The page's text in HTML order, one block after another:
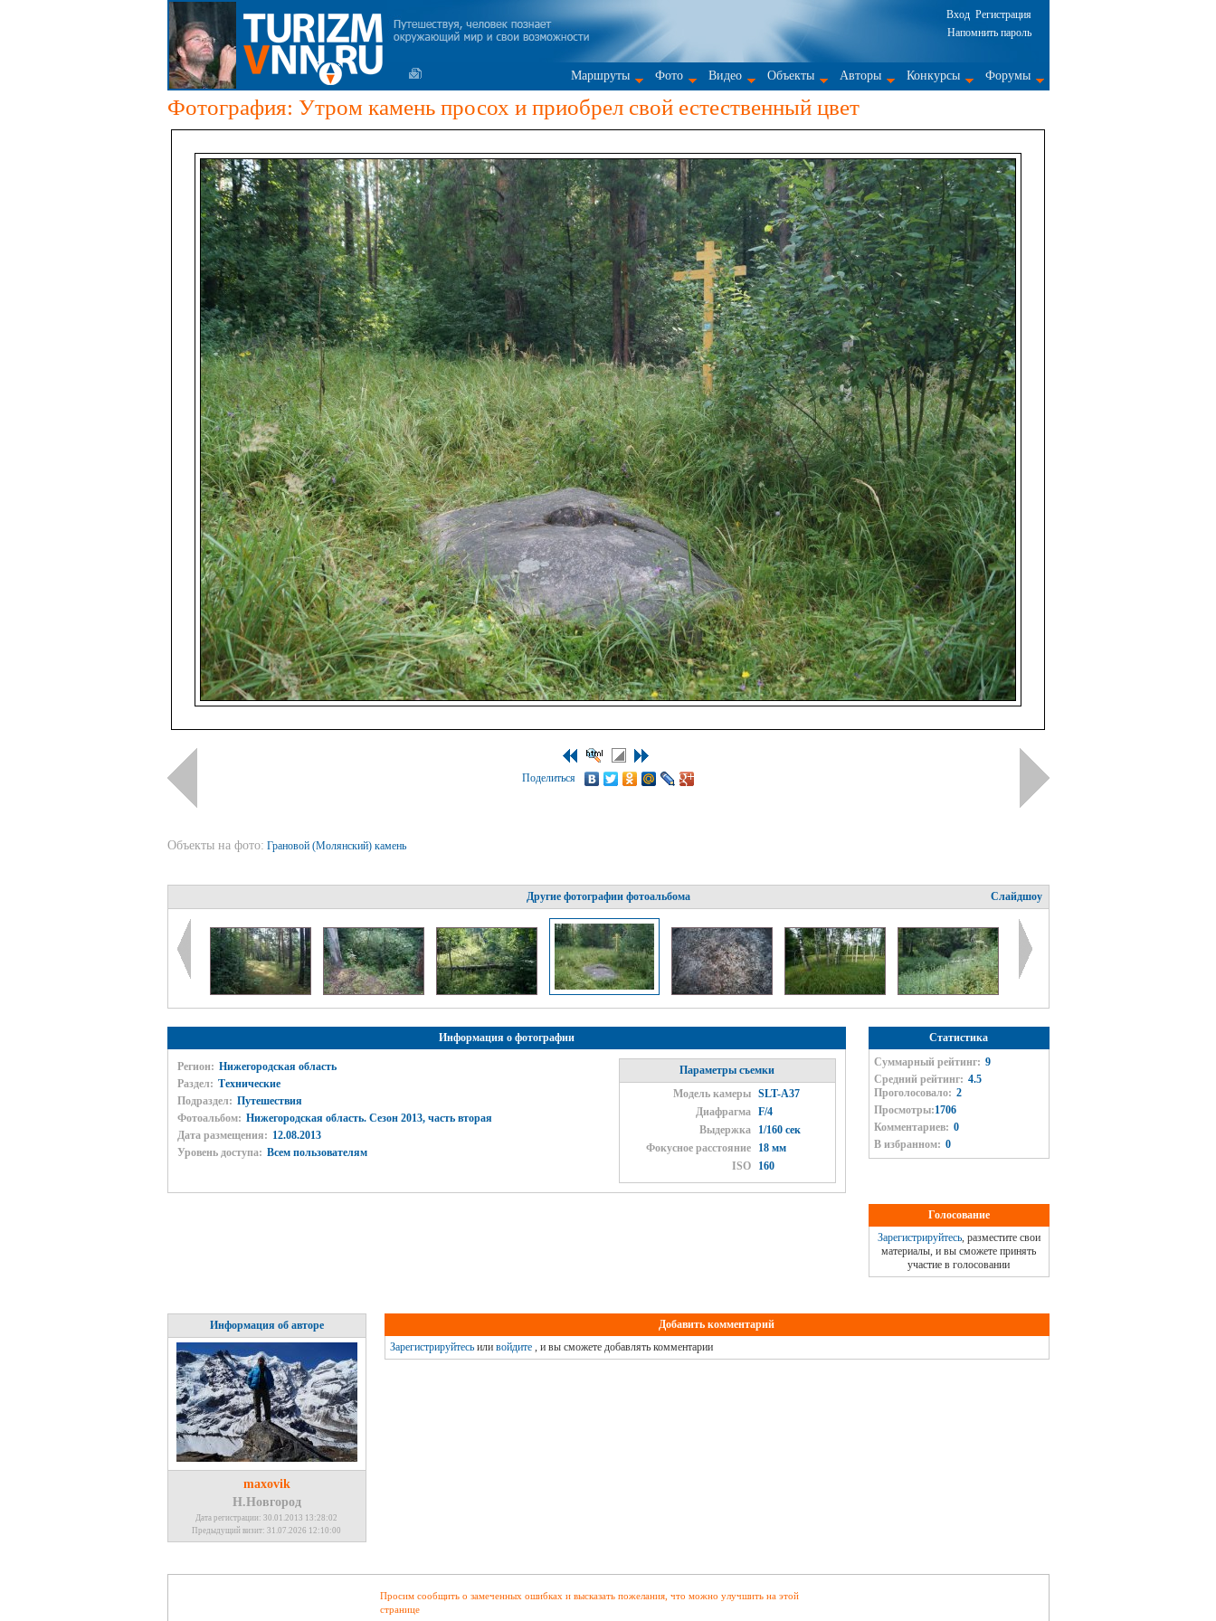
Вход Регистрация
Напомнить пароль
Маршруты Фото Видео Объекты Авторы Конкурсы Форумы
Фотография: Утром камень просох и приобрел свой естественный цвет
Поделиться
Объекты на фото: Грановой (Молянский) камень
Другие фотографии фотоальбома Слайдшоу
Информация о фотографии
Регион: Нижегородская область
Раздел: Технические
Подраздел: Путешествия
Фотоальбом: Нижегородская область. Сезон 2013, часть вторая
Дата размещения: 12.08.2013
Уровень доступа: Всем пользователям
Параметры съемки
Модель камеры
SLT-A37
Диафрагма
F/4
Выдержка
1/160 сек
Фокусное расстояние
18 мм
ISO
160
Статистика
Суммарный рейтинг: 9
Средний рейтинг: 4.5
Проголосовало: 2
Просмотры:1706
Комментариев: 0
В избранном: 0
Голосование
Зарегистрируйтесь, разместите свои
материалы, и вы сможете принять
участие в голосовании
Информация об авторе
maxovik
Н.Новгород
Дата регистрации: 30.01.2013 13:28:02
Предыдущий визит: 31.07.2026 12:10:00
Добавить комментарий
Зарегистрируйтесьили войдите, и вы сможете добавлять комментарии
Просим сообщить о замеченных ошибках и высказать пожелания, что можно улучшить на этой
странице